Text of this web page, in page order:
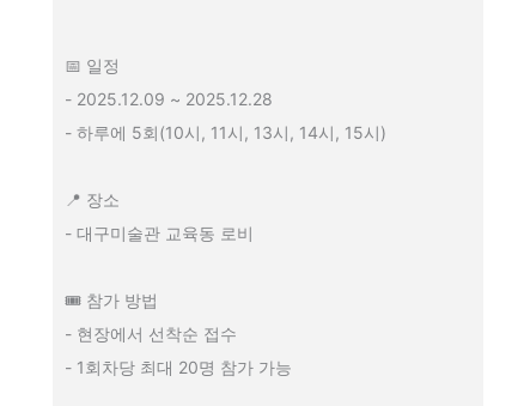
📅 일정
- 2025.12.09 ~ 2025.12.28
- 하루에 5회(10시, 11시, 13시, 14시, 15시)
📍 장소
- 대구미술관 교육동 로비
🎟 참가 방법
- 현장에서 선착순 접수
- 1회차당 최대 20명 참가 가능